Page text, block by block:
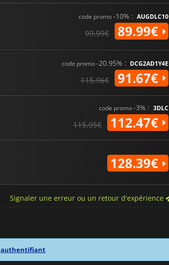
code promo-10% : AUGDLC10
99.99€ 89.99€
code promo-20.95% : DCG2AD1Y4E
115.96€ 91.67€
code promo-3% : 3DLC
115.95€ 112.47€
128.39€
Signaler une erreur ou un retour d'expérience
authentifiant